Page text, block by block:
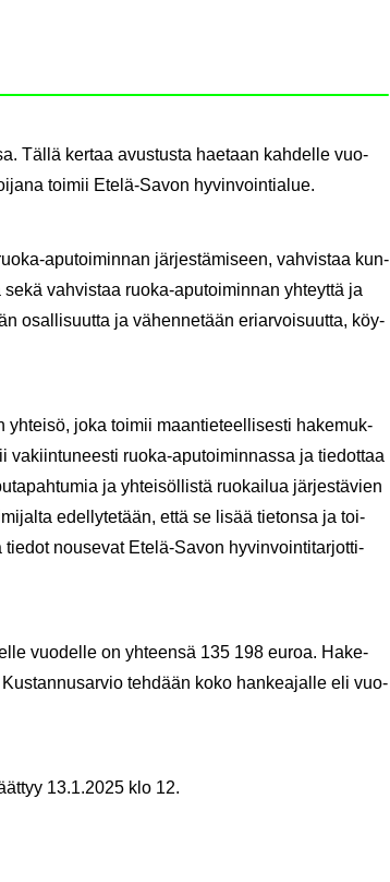
Tällä ker­taa avus­tus­ta hae­taan kah­del­le vuo­
toi­mii Etelä-​Savon hy­vin­voin­tia­lue.
​aputoiminnan jär­jes­tä­mi­seen, vah­vis­taa kun­
vah­vis­taa ruoka-​aputoiminnan yh­teyt­tä ja
osal­li­suut­ta ja vä­hen­ne­tään eriar­voi­suut­ta, köy­
yh­tei­sö, joka toi­mii maan­tie­teel­li­ses­ti ha­ke­muk­
ruoka-​aputoiminnassa ja tie­dot­taa
ja yh­tei­söl­lis­tä ruo­kai­lua jär­jes­tä­vien
edel­ly­te­tään, että se lisää tie­ton­sa ja toi­
nouse­vat Etelä-​Savon hy­vin­voin­ti­tar­jot­ti­
vuo­del­le on yh­teen­sä 135 198 euroa. Ha­ke­
teh­dään koko han­kea­jal­le eli vuo­
13.1.2025 klo 12.